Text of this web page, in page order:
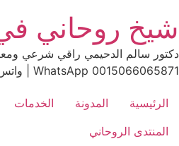
to
content
شيخ روحاني
دكتور سالم الدحيمي راقي شرعي
0015066065871 WhatsApp | واتس آب .
الرئيسية المدونة الخدمات
المنتدى الروحاني